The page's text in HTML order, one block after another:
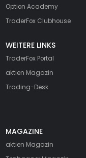
Option Academy
TraderFox Clubhouse
WEITERE LINKS
TraderFox Portal
aktien Magazin
Trading-Desk
MAGAZINE
aktien Magazin